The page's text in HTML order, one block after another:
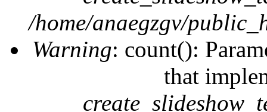
/home/anaegzgv/
Warning: count():
that